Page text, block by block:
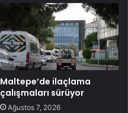
Maltepe’de ilaçlama
çalışmaları sürüyor
Ağustos 7, 2026